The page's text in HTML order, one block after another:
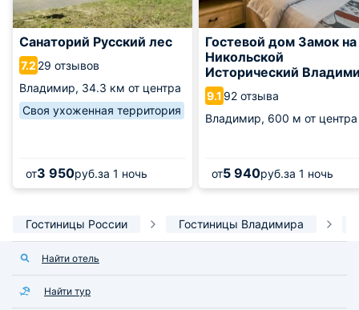
Санаторий Русский лес
7.2 29 отзывов
Владимир, 34.3 км от центра
Своя ухоженная территория
от3 950руб.за 1 ночь
Гостевой дом Замок на
Никольской
Исторический
9.1 92 отзыва
Владимир, 600 м от центра
от5 940руб.за 1 ночь
Гостиницы России Гостиницы Владимира
Найти отель
Найти тур